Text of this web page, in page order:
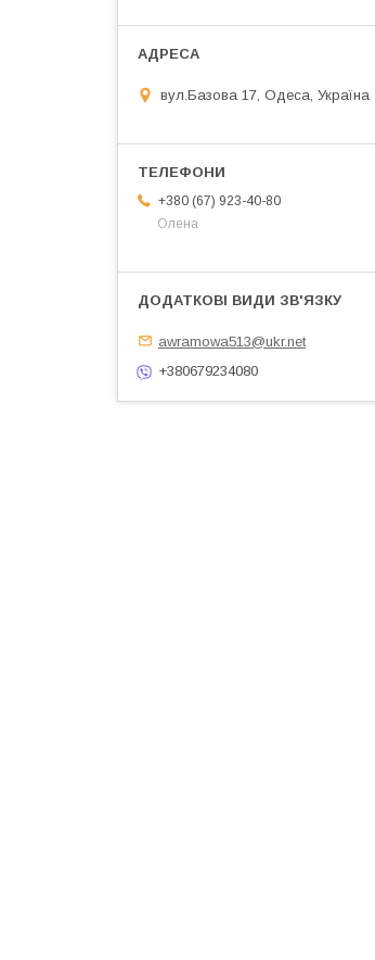
вул.Базова 17, Одеса, Україна
+380 (67) 923-40-80
Олена
awramowa513@ukr.net
+380679234080